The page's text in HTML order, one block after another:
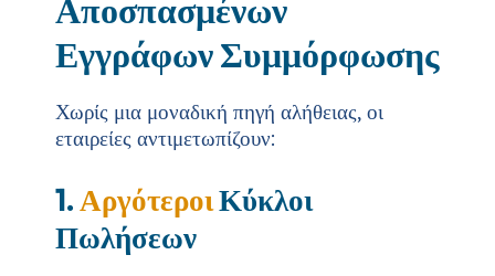
Αποσπασμένων
Εγγράφων Συμμόρφωσης
Χωρίς μια μοναδική πηγή αλήθειας, οι
εταιρείες αντιμετωπίζουν:
1.ΑργότεροιΚύκλοι
Πωλήσεων